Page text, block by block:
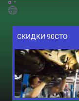
СКИДКИ 90СТО